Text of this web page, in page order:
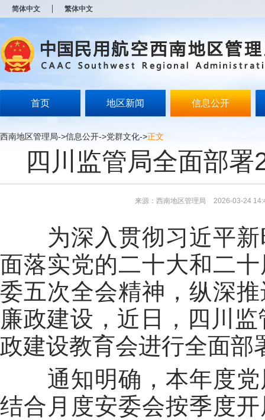
简体中文 繁体中文
首页 地区新闻 信息公开
西南地区管理局->信息公开->党群文化->正文
四川监管局全面部
来源：西南地区管理局 2026-03-24
为深入贯彻习近平
面落实党的二十大和二
委五次全会精神，纵深
廉政建设，近日，四川
政建设教育会进行全面部
通知明确，本年度
结合月度安委会按季度
开
无
障
说
按
Alt
键